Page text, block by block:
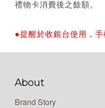
禮物卡消費後之餘額。
●提醒於收銀台使用，手
About
Brand Story